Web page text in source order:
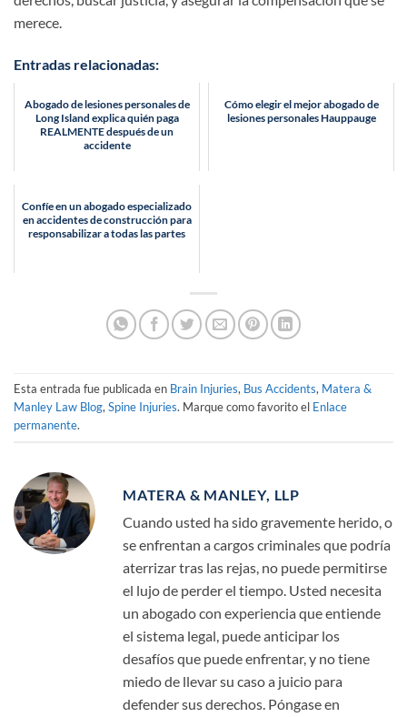
merece.
Entradas relacionadas:
Abogado de lesiones personales de
Long Island explica quién paga
REALMENTE después de un
accidente
Cómo elegir el mejor abogado de
lesiones personales Hauppauge
Confíe en un abogado especializado
en accidentes de construcción para
responsabilizar a todas las partes
Esta entrada fue publicada en Brain Injuries, Bus Accidents, Matera &
Manley Law Blog,Spine Injuries. Marque como favorito el Enlace
permanente.
MATERA & MANLEY, LLP
Cuando usted ha sido gravemente herido, o
se enfrentan a cargos criminales que podría
aterrizar tras las rejas, no puede permitirse
el lujo de perder el tiempo. Usted necesita
un abogado con experiencia que entiende
el sistema legal, puede anticipar los
desafíos que puede enfrentar, y no tiene
miedo de llevar su caso a juicio para
defender sus derechos. Póngase en